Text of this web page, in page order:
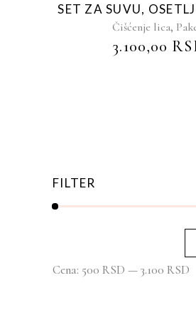
SET ZA SUVU,
Čišćenje lica,
3.100,00
FILTER
Cena: 500 RSD —3.100 RSD